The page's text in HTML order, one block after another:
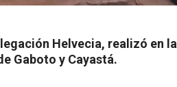
Helvecia, realizó en la
Gaboto y Cayastá.